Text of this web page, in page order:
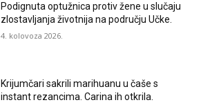
Podignuta optužnica protiv žene u slučaju
zlostavljanja životnija na području Učke.
4. kolovoza 2026.
Krijumčari sakrili marihuanu u čaše s
instant rezancima. Carina ih otkrila.